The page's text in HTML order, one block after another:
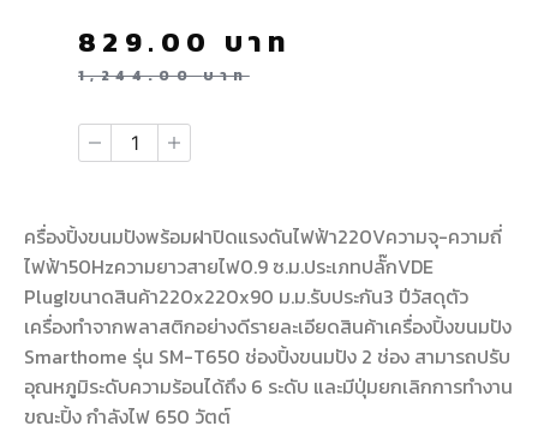
1,244.00บาท
829.00 บาท
ครื่องปิ้งขนมปังพร้อมฝาปิดแรงดันไฟฟ้า220Vความจุ-ความถี่
ไฟฟ้า50Hzความยาวสายไฟ0.9 ซ.ม.ประเภทปลั๊กVDE
PlugIขนาดสินค้า220x220x90 ม.ม.รับประกัน3 ปีวัสดุตัว
เครื่องทำจากพลาสติกอย่างดีรายละเอียดสินค้าเครื่องปิ้งขนมปัง
Smarthome รุ่น SM-T650 ช่องปิ้งขนมปัง 2 ช่อง สามารถปรับ
อุณหภูมิระดับความร้อนได้ถึง 6 ระดับ และมีปุ่มยกเลิกการทำงาน
ขณะปิ้ง กำลังไฟ 650 วัตต์